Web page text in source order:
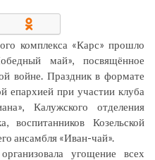
комплекса «Карс» прошло
май», посвящённое
войне. Праздник в формате
епархией при участии клуба
Калужского отделения
воспитанников Козельской
ансамбля «Иван-чай».
угощение всех